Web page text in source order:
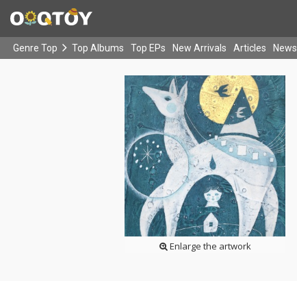
Genre Top Top Albums Top EPs New Arrivals Articles News
Enlarge the artwork